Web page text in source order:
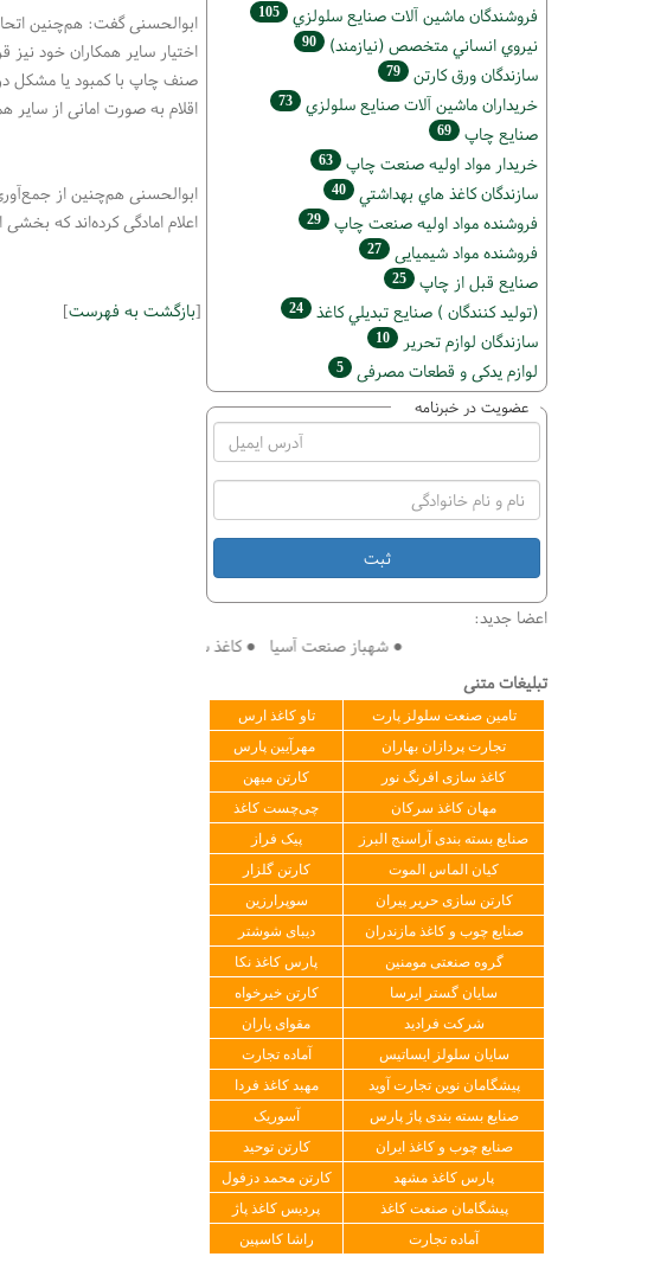
ابوالحسنی گفت: هم‌چنین
اختیار سایر همکاران خود نیز
صنف چاپ با کمبود یا مشکل در
اقلام به صورت امانی از
ابوالحسنی هم‌چنین از
اعلام امادگی کرده‌اند که
[بازگشت به فهرست]
فروشندگان ماشين آلات صنايع سلولزي 105
نيروي انساني متخصص (نیازمند) 90
سازندگان ورق كارتن 79
خریداران ماشين آلات صنايع سلولزي 73
صنايع چاپ 69
خريدار مواد اوليه صنعت چاپ 63
سازندگان كاغذ هاي بهداشتي 40
فروشنده مواد اوليه صنعت چاپ 29
فروشنده مواد شیمیایی 27
صنايع قبل از چاپ 25
(تولید كنندگان ) صنايع تبديلي كاغذ 24
سازندگان لوازم تحریر 10
لوازم یدکی و قطعات مصرفی 5
عضویت در خبرنامه
اعضا جدید:
● شهباز صنعت آسیا ● کاغذ سازی افق ● فنی مهندسی سپهر
تبلیغات متنی
تامین صنعت سلولز پارت
تاو کاغذ ارس
تجارت پردازان بهاران
مهرآیین پارس
کاغذ سازی افرنگ نور
کارتن میهن
مهان کاغذ سرکان
چی‌چست کاغذ
صنایع بسته بندی آراسنج البرز
پیک فراز
کیان الماس الموت
کارتن گلزار
کارتن سازی حریر پیران
سوپرارزین
صنایع چوب و کاغذ مازندران
دیبای شوشتر
گروه صنعتی مومنین
پارس کاغذ نکا
سایان گستر ایرسا
کارتن خیرخواه
شرکت فرادید
مقوای یاران
سایان سلولز ایساتیس
آماده تجارت
پیشگامان نوین تجارت آوید
مهبد کاغذ فردا
صنایع بسته بندی پاژ پارس
آسوریک
صنایع چوب و کاغذ ایران
کارتن توحید
پارس کاغذ مشهد
کارتن محمد دزفول
پیشگامان صنعت کاغذ
پردیس کاغذ پاژ
آماده تجارت
راشا کاسپین